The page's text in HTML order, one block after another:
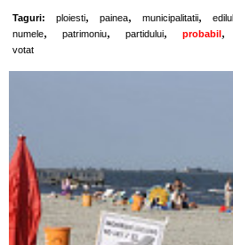
Taguri: ploiesti, painea, municipalitatii, edilul
numele, patrimoniu, partidului, probabil ,
votat